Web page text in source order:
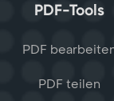
PDF-Tools
PDF
PDF teilen